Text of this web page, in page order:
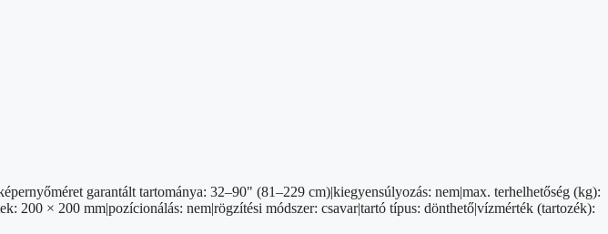
garantált tartománya: 32–90" (81–229 cm)|kiegyensúlyozás: nem|max. terhelhetőség (kg):
200 × 200 mm|pozícionálás: nem|rögzítési módszer: csavar|tartó típus: dönthető|vízmérték (tartozék):